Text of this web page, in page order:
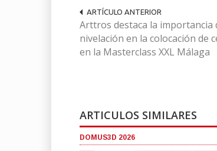
ARTÍCULO ANTERIOR
Arttros destaca la importancia
nivelación en la colocación de
en la Masterclass XXL Málaga
ARTICULOS SIMILARES
DOMUS3D 2026